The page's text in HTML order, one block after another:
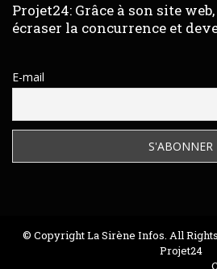
Projet24: Grâce à son site
écraser la concurrence et
E-mail
© Copyright La Sirène Infos. All
Projet24